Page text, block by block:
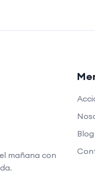
mañana con
Blog